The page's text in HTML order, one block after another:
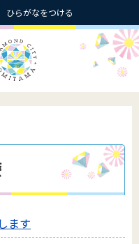
ひらがなをつける
ます